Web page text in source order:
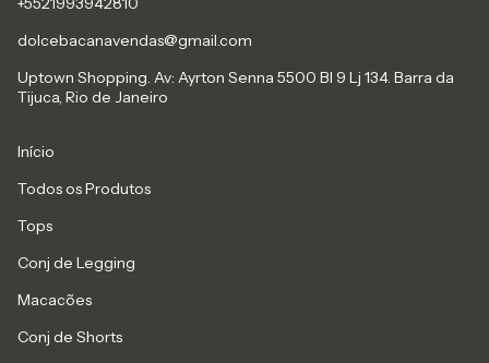
dolcebacanavendas@gmail.com
Uptown Shopping. Av: Ayrton Senna 5500 Bl 9 Lj 134. Barra da
Tijuca, Rio de Janeiro
Início
Todos os Produtos
Tops
Conj de Legging
Macacões
Conj de Shorts